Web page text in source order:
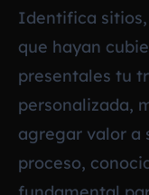
Identifica
que hayan
presentales tu
personalizada,
agregar valor a
proceso,